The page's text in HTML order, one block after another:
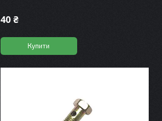
40 ₴
Купити